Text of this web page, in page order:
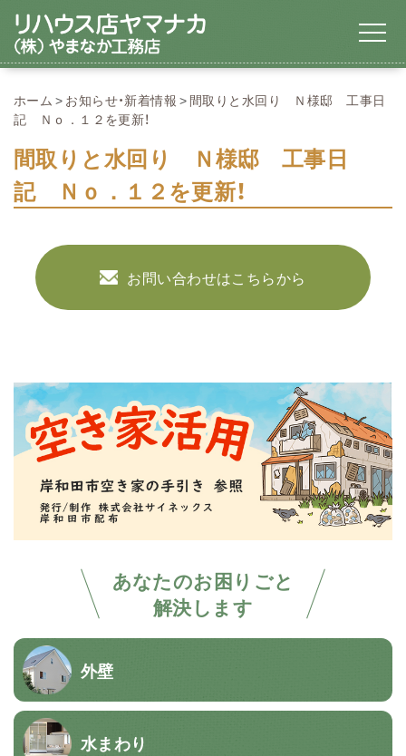
あなたのお困りごと
解決します
外壁
水まわり
ホーム お知らせ・新着情報
間取りと水回り Ｎ様邸 工事日
記 Ｎｏ．１２を更新！
間取りと水回り Ｎ様邸 工事日
記 Ｎｏ．１２を更新！
お問い合わせはこちらから